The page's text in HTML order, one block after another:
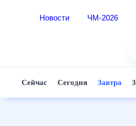
Новости ЧМ-2026
Сейчас Сегодня Завтра